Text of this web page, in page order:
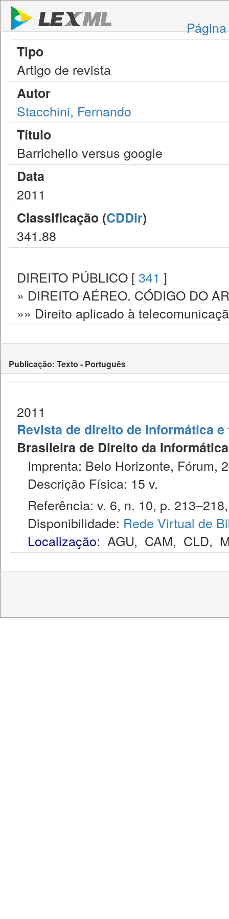
Tipo
Artigo de revista
Autor
Stacchini, Fernando
Título
Barrichello versus google
Data
2011
Classificação (CDDir)
341.88
DIREITO PÚBLICO [ 341 ]
» DIREITO AÉREO. CÓDIGO DO
»» Direito aplicado à
Publicação: Texto - Português
2011
Revista de direito de informática
Brasileira de Direito da
Imprenta: Belo Horizonte, Fórum,
Descrição Física: 15 v.
Referência: v. 6, n. 10, p.
Disponibilidade: Rede Virtual de
Localização: AGU, CAM, CLD,